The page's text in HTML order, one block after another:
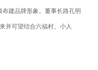
建品牌形象。董事长路孔明
并可望结合六福村、小人